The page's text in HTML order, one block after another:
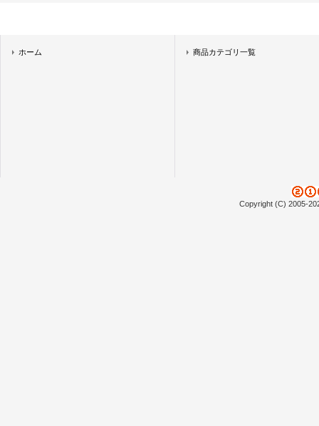
ホーム 商品カテゴリ一覧
Copyright (C) 2005-